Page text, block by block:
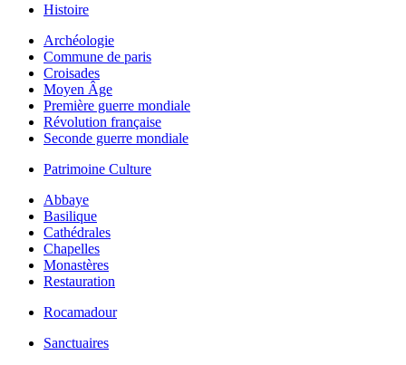
Histoire
Archéologie
Commune de paris
Croisades
Moyen Âge
Première guerre mondiale
Révolution française
Seconde guerre mondiale
Patrimoine Culture
Abbaye
Basilique
Cathédrales
Chapelles
Monastères
Restauration
Rocamadour
Sanctuaires